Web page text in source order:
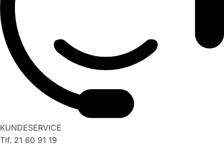
KUNDESERVICE
Tlf. 21 60 91 19